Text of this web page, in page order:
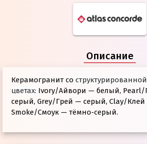
Описание
Керамогранит со
цветах: Ivory/Айвори — белый, Pearl/
серый, Grey/Грей — серый, Clay/
Smoke/Смоук — тёмно-серый.